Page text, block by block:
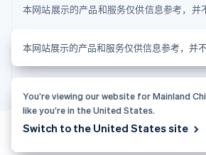
本网站展示的产品和服务仅供信息参考，并
© 2026 Stripe, LLC
本网站展示的产品和服务仅供信息参考，并
You’re viewing our website for Mainland
like you’re in the United States.
Switch to the United States site